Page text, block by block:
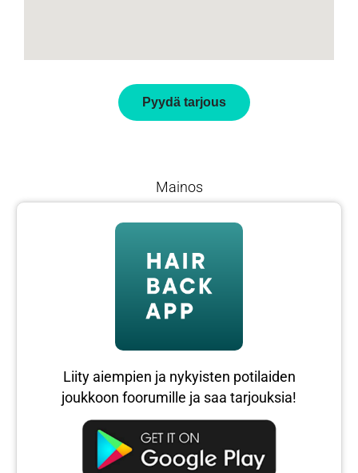
Pyydä tarjous
Mainos
Liity aiempien ja nykyisten potilaiden
joukkoon foorumille ja saa tarjouksia!